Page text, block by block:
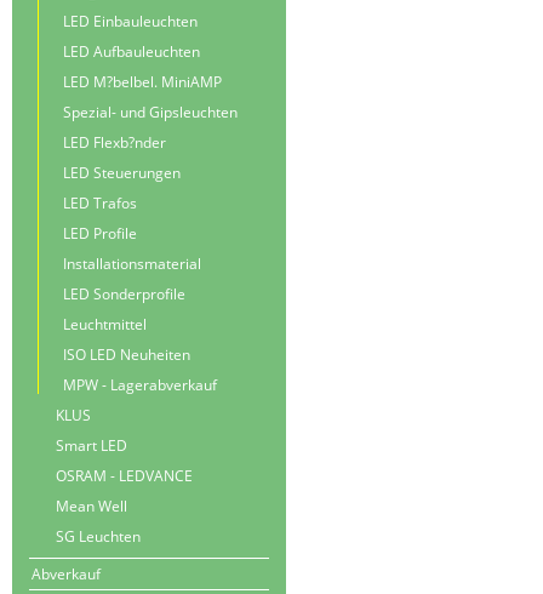
LED Einbauleuchten
LED Aufbauleuchten
LED M?belbel. MiniAMP
Spezial- und Gipsleuchten
LED Flexb?nder
LED Steuerungen
LED Trafos
LED Profile
Installationsmaterial
LED Sonderprofile
Leuchtmittel
ISO LED Neuheiten
MPW - Lagerabverkauf
KLUS
Smart LED
OSRAM - LEDVANCE
Mean Well
SG Leuchten
Abverkauf